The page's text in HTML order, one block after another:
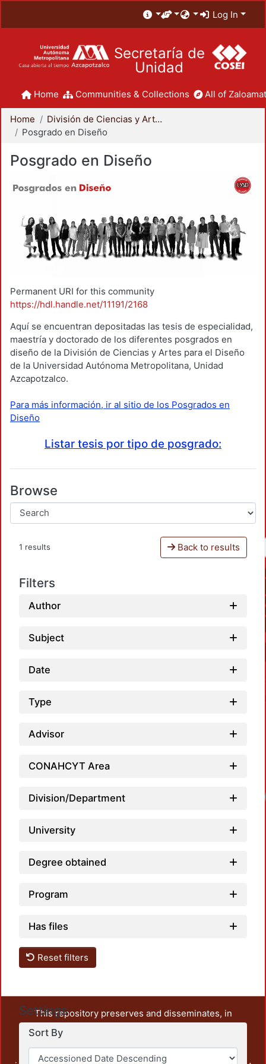
Log In
Secretaría de
Unidad
Home Communities & Collections All of
Home
División de Ciencias y Artes para el Diseño
Posgrado en Diseño
Posgrado en Diseño
Permanent URI for this community
https://hdl.handle.net/11191/2168
Aquí se encuentran depositadas las tesis de especialidad,
maestría y doctorado de los diferentes posgrados en
diseño de la División de Ciencias y Artes para el Diseño
de la Universidad Autónoma Metropolitana, Unidad
Azcapotzalco.
Para más información, ir al sitio de los Posgrados en
Diseño
Listar tesis por tipo de posgrado:
Browse
1 results Back to results
Filters
Author
Subject
Date
Type
Advisor
CONAHCYT Area
Division/Department
University
Degree obtained
Program
Has files
Reset filters
Settings
Sort By
This repository preserves and disseminates, in
unrestricted open access, the teaching and research
output of UAM Azcapotzalco. It also includes some
administrative and graphic documents from the